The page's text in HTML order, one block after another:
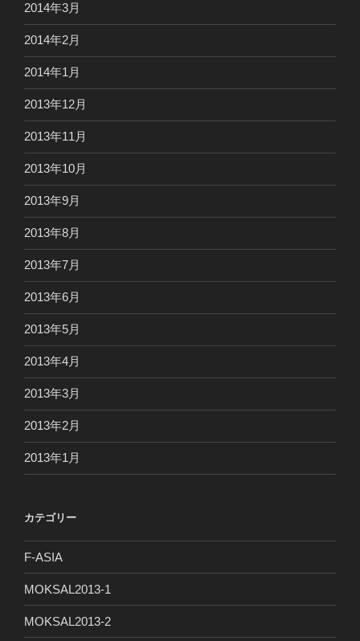
2014年3月
2014年2月
2014年1月
2013年12月
2013年11月
2013年10月
2013年9月
2013年8月
2013年7月
2013年6月
2013年5月
2013年4月
2013年3月
2013年2月
2013年1月
カテゴリー
F-ASIA
MOKSAL2013-1
MOKSAL2013-2